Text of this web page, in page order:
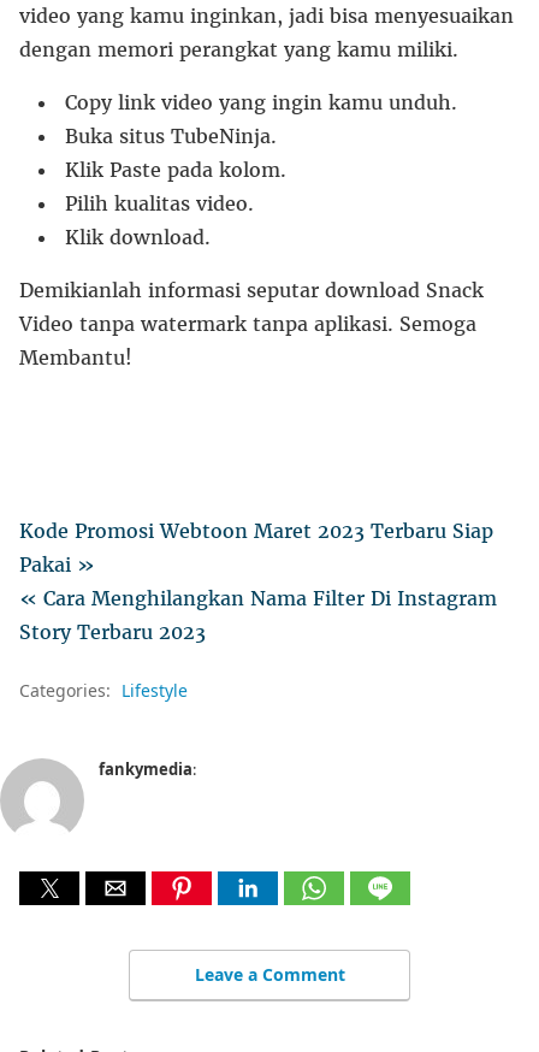
video yang kamu inginkan, jadi bisa menyesuaikan
dengan memori perangkat yang kamu miliki.
Copy link video yang ingin kamu unduh.
Buka situs TubeNinja.
Klik Paste pada kolom.
Pilih kualitas video.
Klik download.
Demikianlah informasi seputar download Snack
Video tanpa watermark tanpa aplikasi. Semoga
Membantu!
Kode Promosi Webtoon Maret 2023 Terbaru Siap
Pakai »
« Cara Menghilangkan Nama Filter Di Instagram
Story Terbaru 2023
Categories: Lifestyle
fankymedia:
Leave a Comment